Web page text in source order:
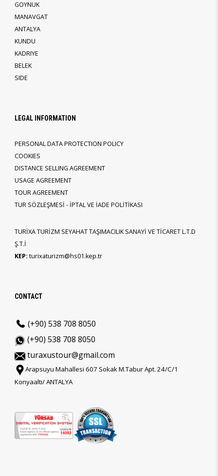
GOYNUK
MANAVGAT
ANTALYA
KUNDU
KADRIYE
BELEK
SIDE
LEGAL INFORMATION
PERSONAL DATA PROTECTION POLICY
COOKIES
DISTANCE SELLING AGREEMENT
USAGE AGREEMENT
TOUR AGREEMENT
TUR SÖZLEŞMESİ - İPTAL VE İADE POLİTİKASI
TURİXA TURİZM SEYAHAT TAŞIMACILIK SANAYİ VE TİCARET L.T.D
Ş.T.İ
KEP: turixaturizm@hs01.kep.tr
CONTACT
(+90) 538 708 8050
(+90) 538 708 8050
turaxustour@gmail.com
Arapsuyu Mahallesi 607 Sokak M.Tabur Apt. 24/C/1
Konyaaltı/ ANTALYA